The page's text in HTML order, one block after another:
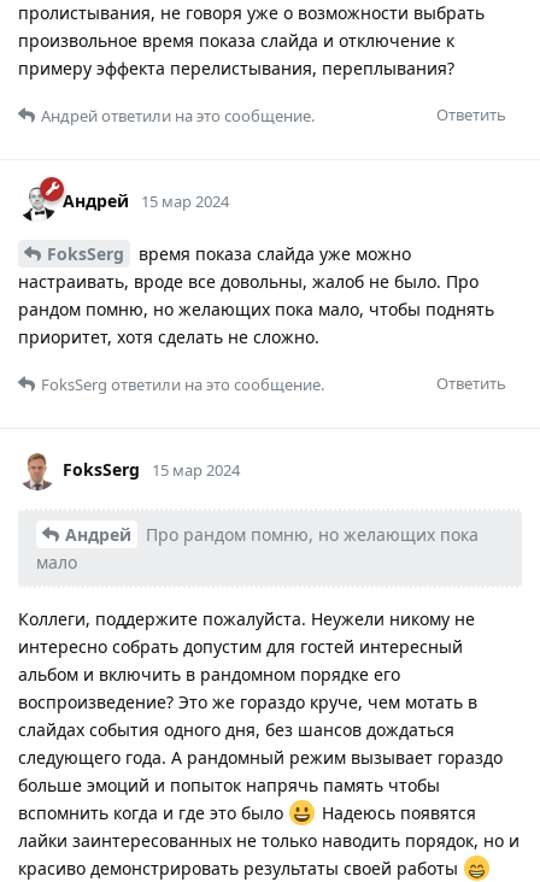
пролистывания, не говоря уже о возможности выбрать
произвольное время показа слайда и отключение к
примеру эффекта перелистывания, переплывания?
Ответить
Андрейответили на это сообщение.
Андрей 15 мар 2024
FoksSerg
время показа слайда уже можно
настраивать, вроде все довольны, жалоб не было. Про
рандом помню, но желающих пока мало, чтобы поднять
приоритет, хотя сделать не сложно.
Ответить
FoksSerg ответили на это сообщение.
FoksSerg 15 мар 2024
Андрей
Про рандом помню, но желающих пока
мало
Коллеги, поддержите пожалуйста. Неужели никому не
интересно собрать допустим для гостей интересный
альбом и включить в рандомном порядке его
воспроизведение? Это же гораздо круче, чем мотать в
слайдах события одного дня, без шансов дождаться
следующего года. А рандомный режим вызывает гораздо
больше эмоций и попыток напрячь память чтобы
вспомнить когда и где это было
Надеюсь появятся
лайки заинтересованных не только наводить порядок, но и
красиво демонстрировать результаты своей работы